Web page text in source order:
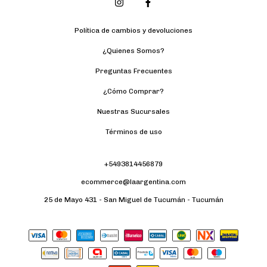
Política de cambios y devoluciones
¿Quienes Somos?
Preguntas Frecuentes
¿Cómo Comprar?
Nuestras Sucursales
Términos de uso
+5493814456879
ecommerce@laargentina.com
25 de Mayo 431 - San Miguel de Tucumán - Tucumán